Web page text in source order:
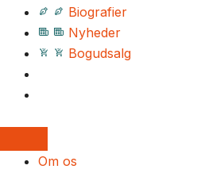
Biografier
Nyheder
Bogudsalg
Om os